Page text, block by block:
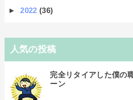
►2022(36)
人気の投稿
完全リタイアした僕の
ーン